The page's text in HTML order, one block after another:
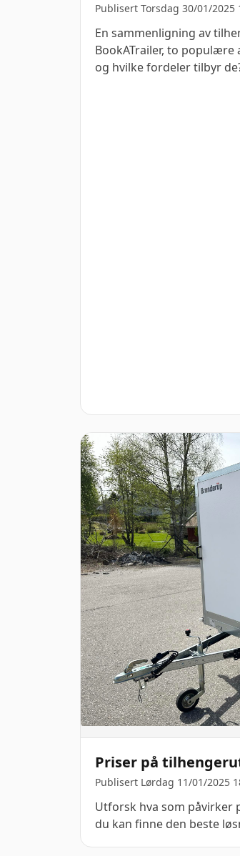
Publisert Torsdag 30/01/2025
En sammenligning av
BookATrailer, to
og hvilke fordeler tilbyr
Priser på
Publisert Lørdag 11/01/2025
Utforsk hva som påvirker
du kan finne den beste